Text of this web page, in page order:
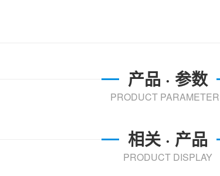
产品 · 参数
PRODUCT
相关 · 产品
PRODUCT DISPLAY